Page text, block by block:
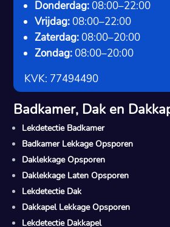
Donderdag: 08:00–22:00
Vrijdag: 08:00–22:00
Zaterdag: 08:00–20:00
Zondag: 08:00–20:00
KVK: 77494490
Badkamer, Dak en
Lekdetectie Badkamer
Badkamer Lekkage Opsporen
Daklekkage Opsporen
Daklekkage Laten Opsporen
Lekdetectie Dak
Dakkapel Lekkage Opsporen
Lekdetectie Dakkapel